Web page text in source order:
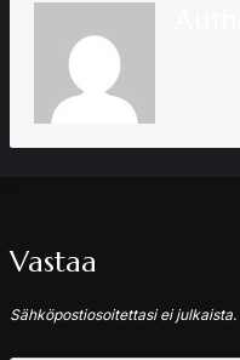
Vastaa
Sähköpostiosoitettasi ei julkaista.